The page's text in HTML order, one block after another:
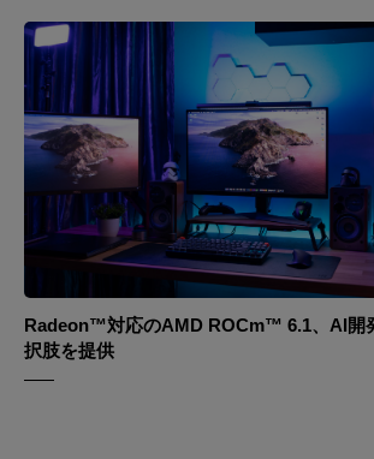
Radeon™対応のAMD ROCm™ 6.1、AI開
択肢を提供